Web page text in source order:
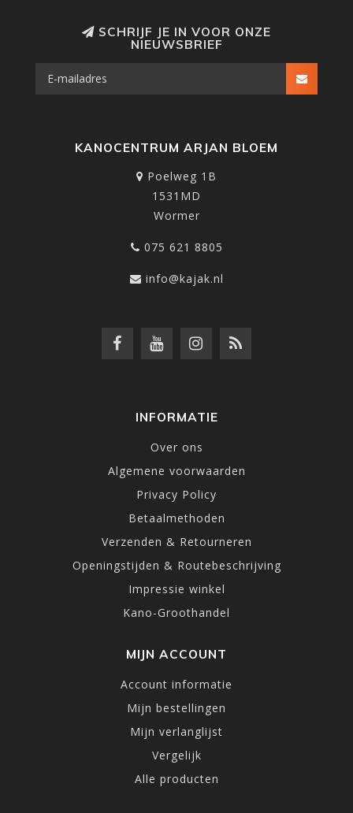
SCHRIJF JE IN VOOR ONZE
NIEUWSBRIEF
KANOCENTRUM ARJAN BLOEM
Poelweg 1B
1531MD
Wormer
075 621 8805
info@kajak.nl
INFORMATIE
Over ons
Algemene voorwaarden
Privacy Policy
Betaalmethoden
Verzenden & Retourneren
Openingstijden & Routebeschrijving
Impressie winkel
Kano-Groothandel
MIJN ACCOUNT
Account informatie
Mijn bestellingen
Mijn verlanglijst
Vergelijk
Alle producten